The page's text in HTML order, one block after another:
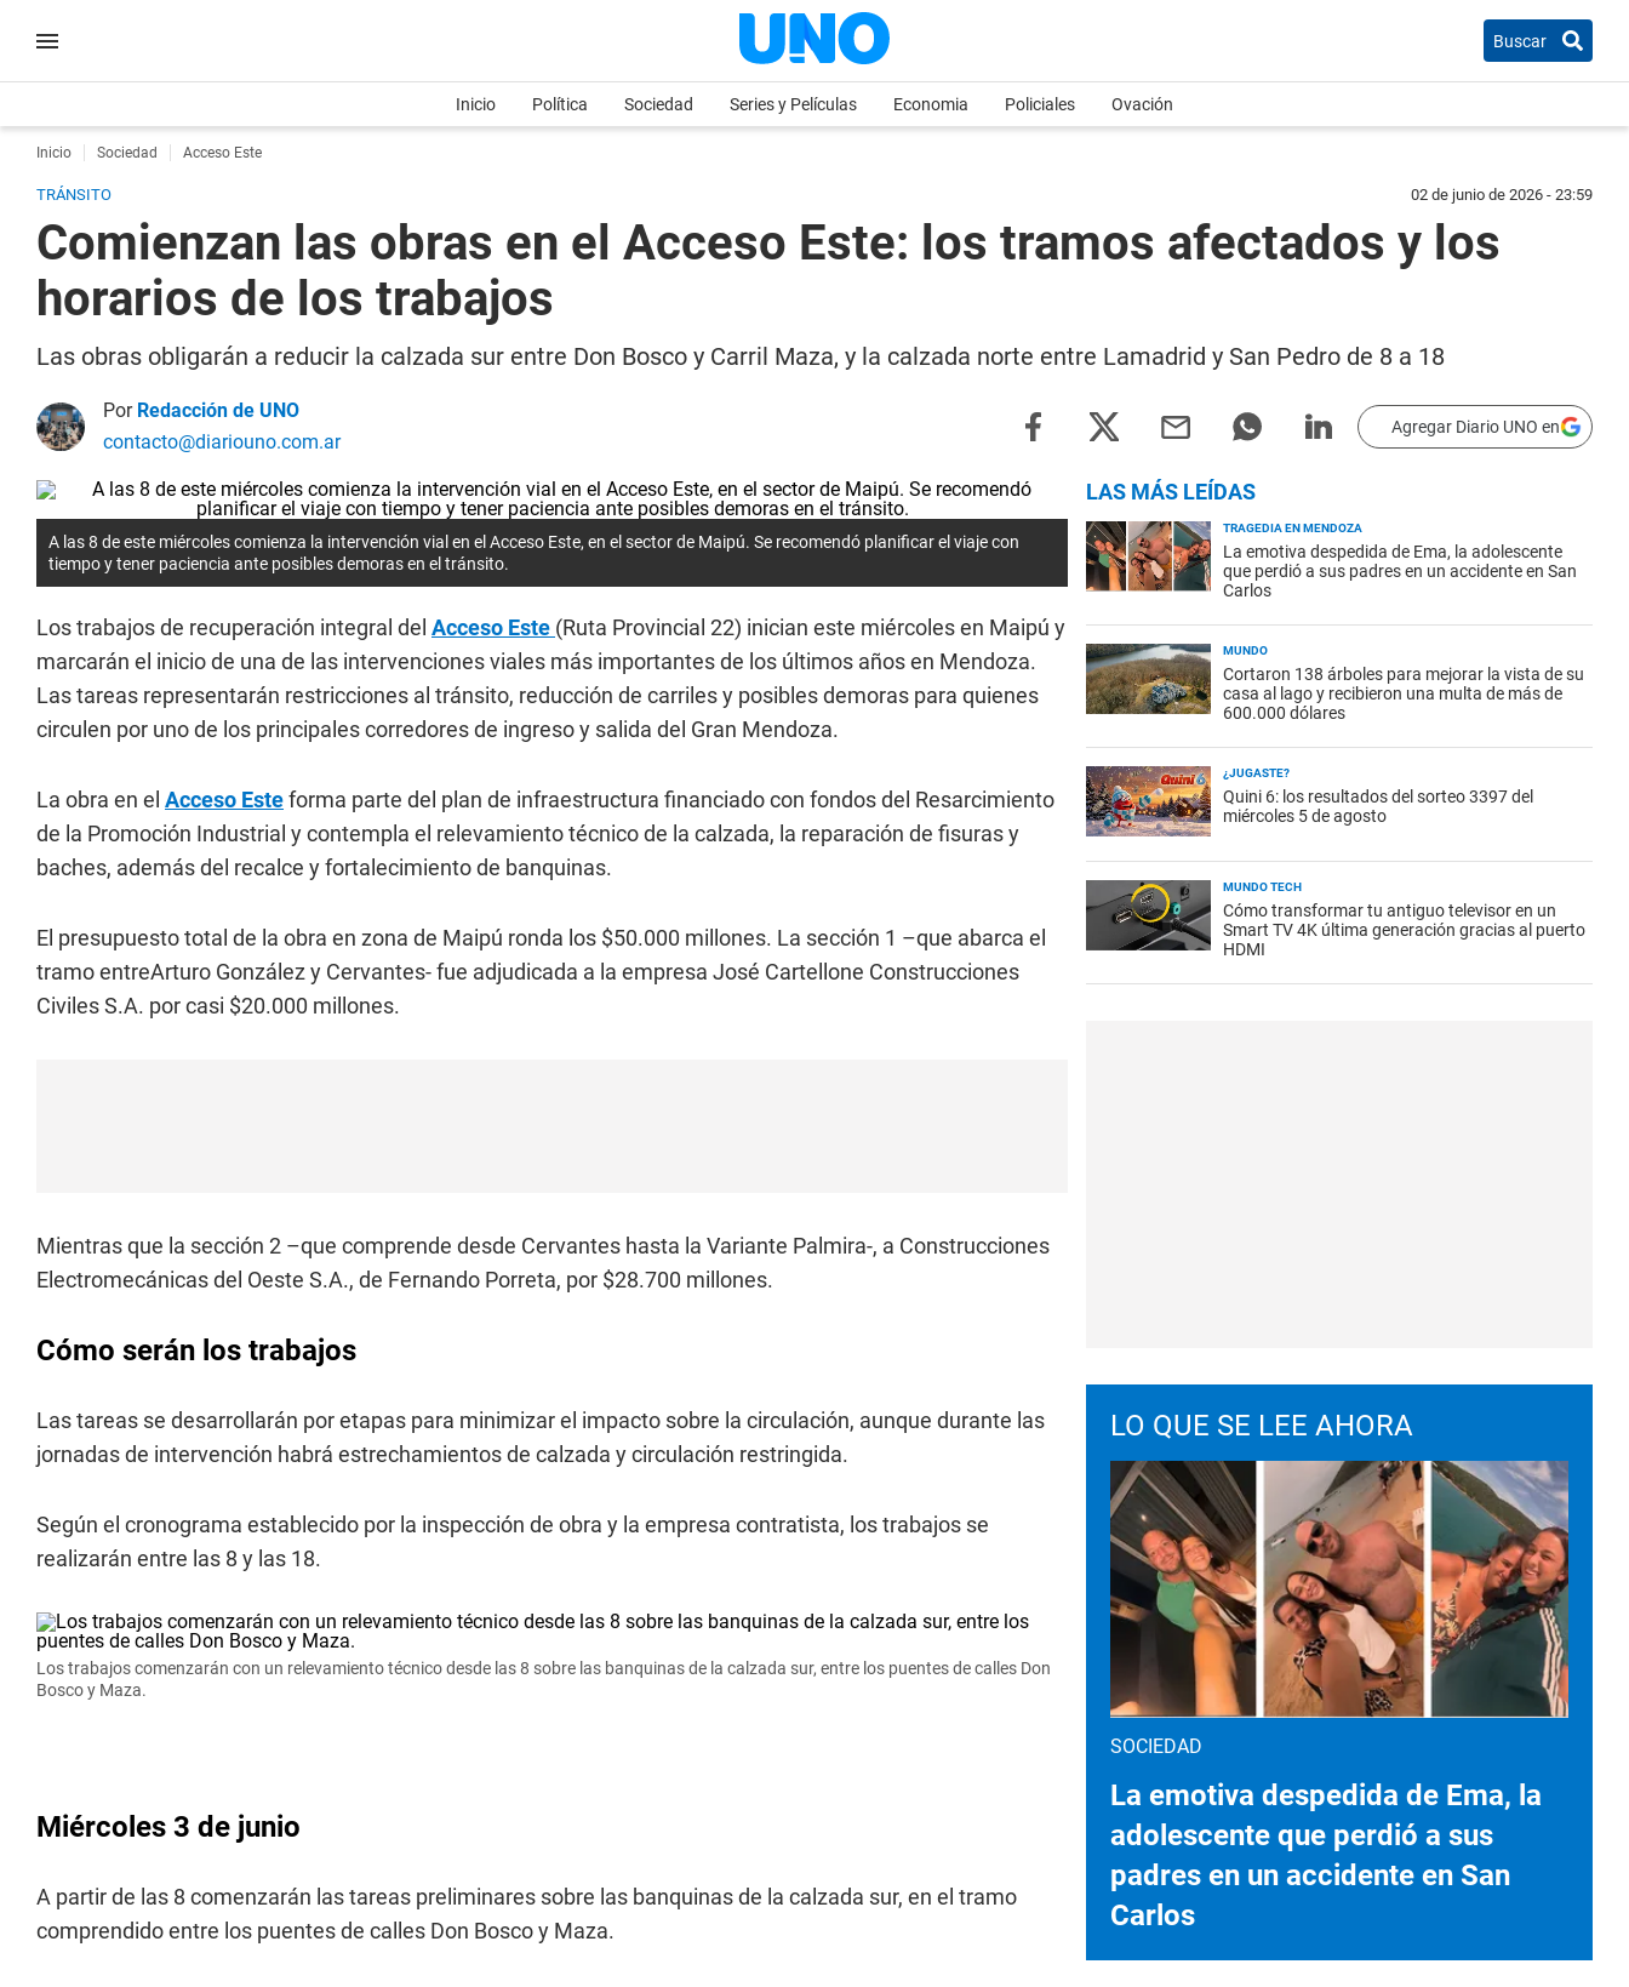
Buscar
Inicio Política Sociedad Series y Películas Economia Policiales Ovación
Inicio Sociedad Acceso Este
TRÁNSITO 02 de junio de 2026 - 23:59
Comienzan las obras en el Acceso Este: los tramos afectados y los
horarios de los trabajos
Las obras obligarán a reducir la calzada sur entre Don Bosco y Carril Maza, y la calzada norte entre Lamadrid y San Pedro de 8 a 18
Por Redacción de UNO
contacto@diariouno.com.ar
Agregar Diario UNO en
A las 8 de este miércoles comienza la intervención vial en el Acceso Este, en el sector de Maipú. Se recomendó planificar el viaje con
tiempo y tener paciencia ante posibles demoras en el tránsito.
Los trabajos de recuperación integral del Acceso Este (Ruta Provincial 22) inician este miércoles en Maipú y
marcarán el inicio de una de las intervenciones viales más importantes de los últimos años en Mendoza.
Las tareas representarán restricciones al tránsito, reducción de carriles y posibles demoras para quienes
circulen por uno de los principales corredores de ingreso y salida del Gran Mendoza.
La obra en el Acceso Esteforma parte del plan de infraestructura financiado con fondos del Resarcimiento
de la Promoción Industrial y contempla el relevamiento técnico de la calzada, la reparación de fisuras y
baches, además del recalce y fortalecimiento de banquinas.
El presupuesto total de la obra en zona de Maipú ronda los $50.000 millones. La sección 1 –que abarca el
tramo entreArturo González y Cervantes- fue adjudicada a la empresa José Cartellone Construcciones
Civiles S.A. por casi $20.000 millones.
Mientras que la sección 2 –que comprende desde Cervantes hasta la Variante Palmira-, a Construcciones
Electromecánicas del Oeste S.A., de Fernando Porreta, por $28.700 millones.
Cómo serán los trabajos
Las tareas se desarrollarán por etapas para minimizar el impacto sobre la circulación, aunque durante las
jornadas de intervención habrá estrechamientos de calzada y circulación restringida.
Según el cronograma establecido por la inspección de obra y la empresa contratista, los trabajos se
realizarán entre las 8 y las 18.
Los trabajos comenzarán con un relevamiento técnico desde las 8 sobre las banquinas de la calzada sur, entre los puentes de calles Don
Bosco y Maza.
Miércoles 3 de junio
A partir de las 8 comenzarán las tareas preliminares sobre las banquinas de la calzada sur, en el tramo
comprendido entre los puentes de calles Don Bosco y Maza.
LAS MÁS LEÍDAS
TRAGEDIA EN MENDOZA
La emotiva despedida de Ema, la adolescente
que perdió a sus padres en un accidente en San
Carlos
MUNDO
Cortaron 138 árboles para mejorar la vista de su
casa al lago y recibieron una multa de más de
600.000 dólares
¿JUGASTE?
Quini 6: los resultados del sorteo 3397 del
miércoles 5 de agosto
MUNDO TECH
Cómo transformar tu antiguo televisor en un
Smart TV 4K última generación gracias al puerto
HDMI
LO QUE SE LEE AHORA
SOCIEDAD
La emotiva despedida de Ema, la
adolescente que perdió a sus
padres en un accidente en San
Carlos